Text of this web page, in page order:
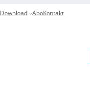
Download AboKontakt